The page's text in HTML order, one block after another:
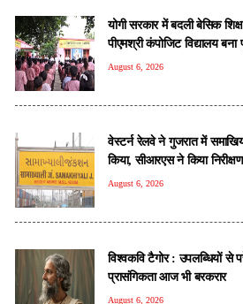
योगी सरकार में बदली बेसिक
पीएमश्री कंपोजिट विद्यालय
August 6, 2026
वेस्टर्न रेलवे ने गुजरात में
किया, सीआरएस ने किया निरीक्षण
August 6, 2026
विश्वकवि टैगोर : उपलब्धियों से
प्रासंगिकता आज भी बरकरार
August 6, 2026